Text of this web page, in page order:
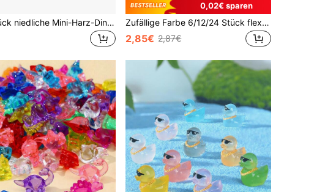
100 Stück niedliche Mini-Harz-Dinosaurier, Miniatur-Dinosaurier-Tierfiguren, geeignet für DIY-Feengarten, Vasenfüllung, Glasbehälter, Topfpflanzen-Dekoration, Mikro-Landschafts-Handwerk, Gartendekoration, Autoinnenraum-Dekoration, Heimdekoration, Bücherregal, Wohnzimmerszene, Themenparty, perfektes Geburtstagsgeschenk, Gartenornamente, prähistorische Kreatur Miniaturmodell
0,02€ sparen
Zufällige Farbe 6/12/24 Stück flexible Gelenke Mini 3D gedruckte Gecko Schreibtisch Dekoration, bunte Tierfigur, zufälliger Farbverlauf kleiner Gecko, geeignet für Sammlung, Partydekoration, Partygeschenke, Valentinstag Geschenk
2,85€ 2,87€